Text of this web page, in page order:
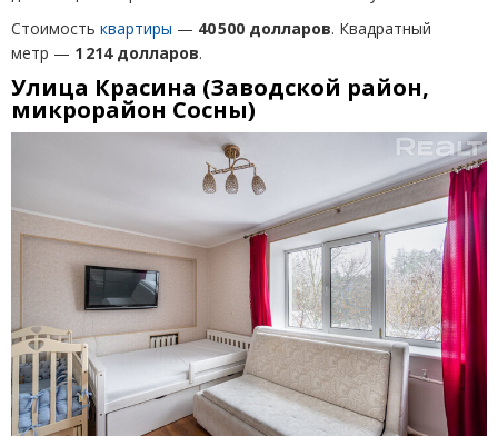
Стоимость квартиры — 40 500 долларов. Квадратный
метр — 1 214 долларов.
Улица Красина (Заводской район,
микрорайон Сосны)